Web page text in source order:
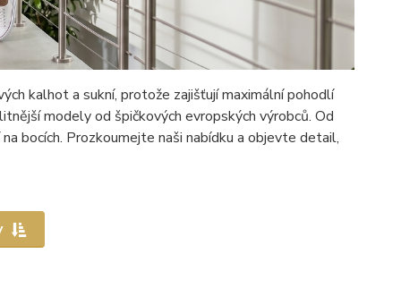
kalhot a sukní, protože zajišťují maximální pohodlí
modely od špičkových evropských výrobců. Od
bocích. Prozkoumejte naši nabídku a objevte detail,